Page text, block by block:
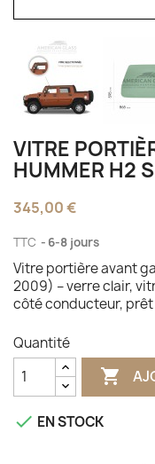
VITRE
HUMMER H2
345,00 €
TTC 6-8 jours
Vitre portière avant
2009) – verre clair,
côté conducteur, prêt
Quantité

 EN STOCK